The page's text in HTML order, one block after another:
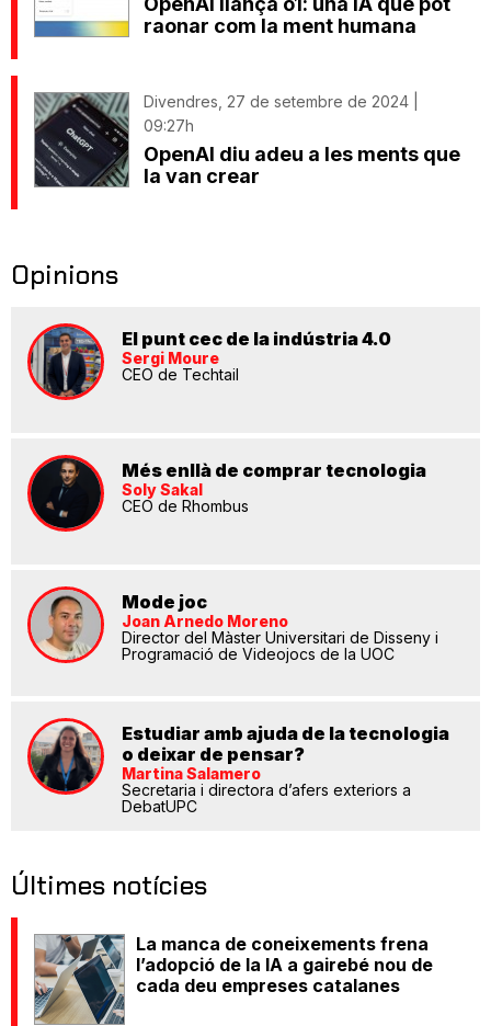
raonar com la ment humana
Divendres, 27 de setembre de 2024 |
09:27h
OpenAI diu adeu a les ments que
la van crear
Opinions
El punt cec de la indústria 4.0
Sergi Moure
CEO de Techtail
Més enllà de comprar tecnologia
Soly Sakal
CEO de Rhombus
Mode joc
Joan Arnedo Moreno
Director del Màster Universitari de Disseny i
Programació de Videojocs de la UOC
Estudiar amb ajuda de la tecnologia
o deixar de pensar?
Martina Salamero
Secretaria i directora d’afers exteriors a
DebatUPC
Últimes notícies
La manca de coneixements frena
l’adopció de la IA a gairebé nou de
cada deu empreses catalanes